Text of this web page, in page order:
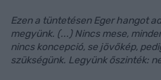
Ezen a tüntetésen Eger hangot
megyünk. (...) Nincs mese,
nincs koncepció, se jövőkép,
szükségünk. Legyünk őszinték: